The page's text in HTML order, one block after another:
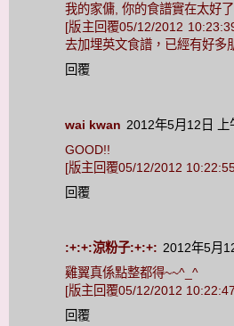
我的家傭, 你的食譜實在太好
[版主回覆05/12/2012
去加埋英文食譜，已經有好多
回覆
wai kwan 2012年5月12日 上
GOOD!!
[版主回覆05/12/2012
回覆
:+:+:涼粉子:+:+: 2012年5月
雞翼真係點整都得~~^_^
[版主回覆05/12/2012
回覆